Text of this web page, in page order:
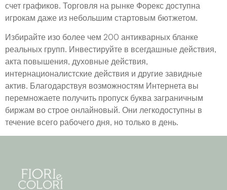
счет графиков. Торговля на рынке Форекс доступна
игрокам даже из небольшим стартовым бютжетом.
Избирайте изо более чем 200 антикварных бланке
реальных групп. Инвестируйте в всегдашные действия,
акта повышения, духовные действия,
интернационалистские действия и другие завидные
актив. Благодарствуя возможностям Интернета вы
перемножаете получить пропуск буква заграничным
биржам во строе онлайновый. Они легкодоступны в
течение всего рабочего дня, но только в день.